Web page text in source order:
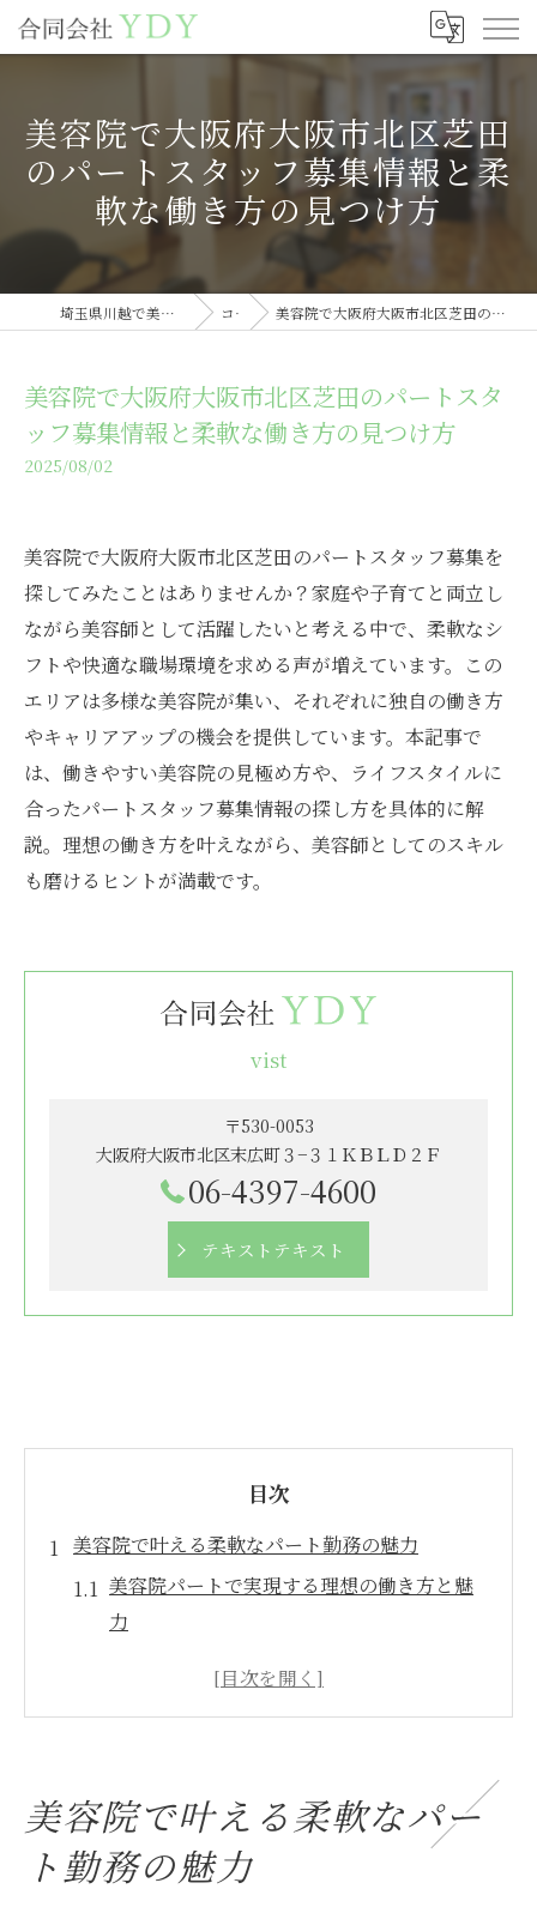
美容院で大阪府大阪市北区芝田
のパートスタッフ募集情報と柔
軟な働き方の見つけ方
埼玉県川越で美容室の求人なら合同会社YDY コラム 美容院で大阪府大阪市北区芝田のパートスタッフ募集情報と柔軟な働き方の見つけ方
美容院で大阪府大阪市北区芝田のパートスタ
ッフ募集情報と柔軟な働き方の見つけ方
2025/08/02
美容院で大阪府大阪市北区芝田のパートスタッフ募集を
探してみたことはありませんか？家庭や子育てと両立し
ながら美容師として活躍したいと考える中で、柔軟なシ
フトや快適な職場環境を求める声が増えています。この
エリアは多様な美容院が集い、それぞれに独自の働き方
やキャリアアップの機会を提供しています。本記事で
は、働きやすい美容院の見極め方や、ライフスタイルに
合ったパートスタッフ募集情報の探し方を具体的に解
説。理想の働き方を叶えながら、美容師としてのスキル
も磨けるヒントが満載です。
vist
〒530-0053
大阪府大阪市北区末広町３−３１ＫＢＬＤ２Ｆ
06-4397-4600
テキストテキスト
目次
美容院で叶える柔軟なパート勤務の魅力
美容院パートで実現する理想の働き方と魅
力
自分らしく働ける美容院パート勤務の実情
子育て中でも安心な美容院の働き方とは
美容院で叶える柔軟なパー
ト勤務の魅力